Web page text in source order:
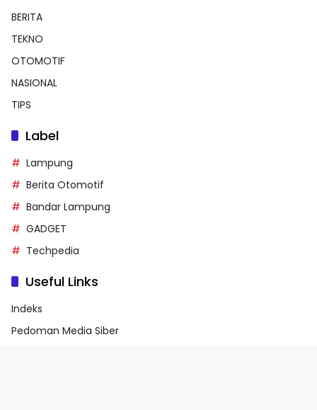
BERITA
TEKNO
OTOMOTIF
NASIONAL
TIPS
Label
Lampung
Berita Otomotif
Bandar Lampung
GADGET
Techpedia
Useful Links
Indeks
Pedoman Media Siber